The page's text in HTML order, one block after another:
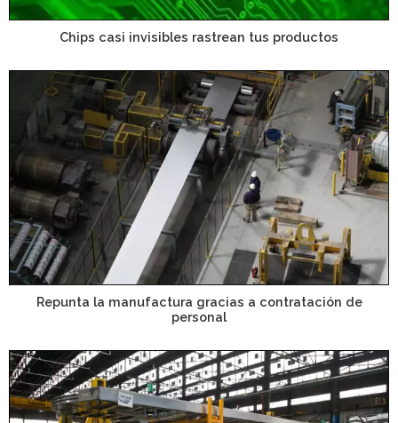
Chips casi invisibles rastrean tus productos
Repunta la manufactura gracias a contratación de
personal